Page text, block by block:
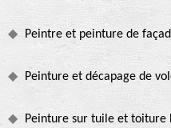
Peintre et peinture de
Peinture et décapage de
Peinture sur tuile et toiture